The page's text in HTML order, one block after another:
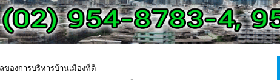
องการบริหารบ้านเมืองที่ดี